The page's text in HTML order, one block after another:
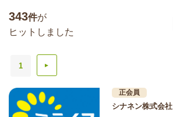
343件が
ヒットしました
1 ▲
正会員
シナネン株式会社